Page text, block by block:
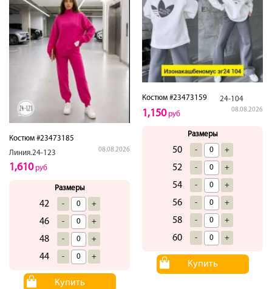
Костюм #23473185
Линия.24-123
08.08.2026
1,610руб
Размеры
42 - +
46 - +
48 - +
44 - +
Купить
Костюм #23473159 24-104
08.08.2026
1,150руб
Размеры
50 - +
52 - +
54 - +
56 - +
58 - +
60 - +
Купить